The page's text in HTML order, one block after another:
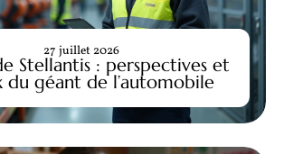
Stellantis : perspectives et
du géant de l’automobile
27 juillet 2026